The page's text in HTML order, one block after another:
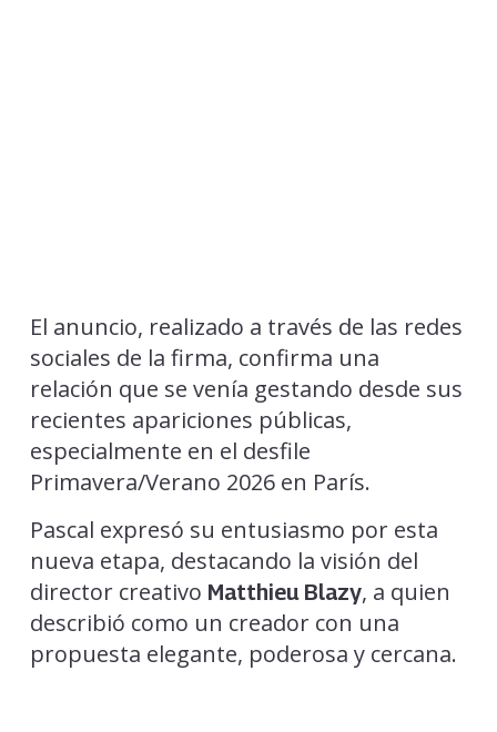
El anuncio, realizado a través de las redes
sociales de la firma, confirma una
relación que se venía gestando desde sus
recientes apariciones públicas,
especialmente en el desfile
Primavera/Verano 2026 en París.
Pascal expresó su entusiasmo por esta
nueva etapa, destacando la visión del
director creativo Matthieu Blazy, a quien
describió como un creador con una
propuesta elegante, poderosa y cercana.